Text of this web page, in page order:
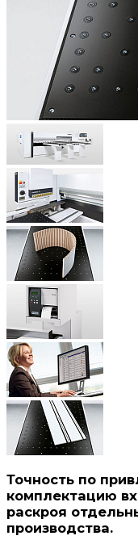
Точность по
комплектацию
раскроя
производства.